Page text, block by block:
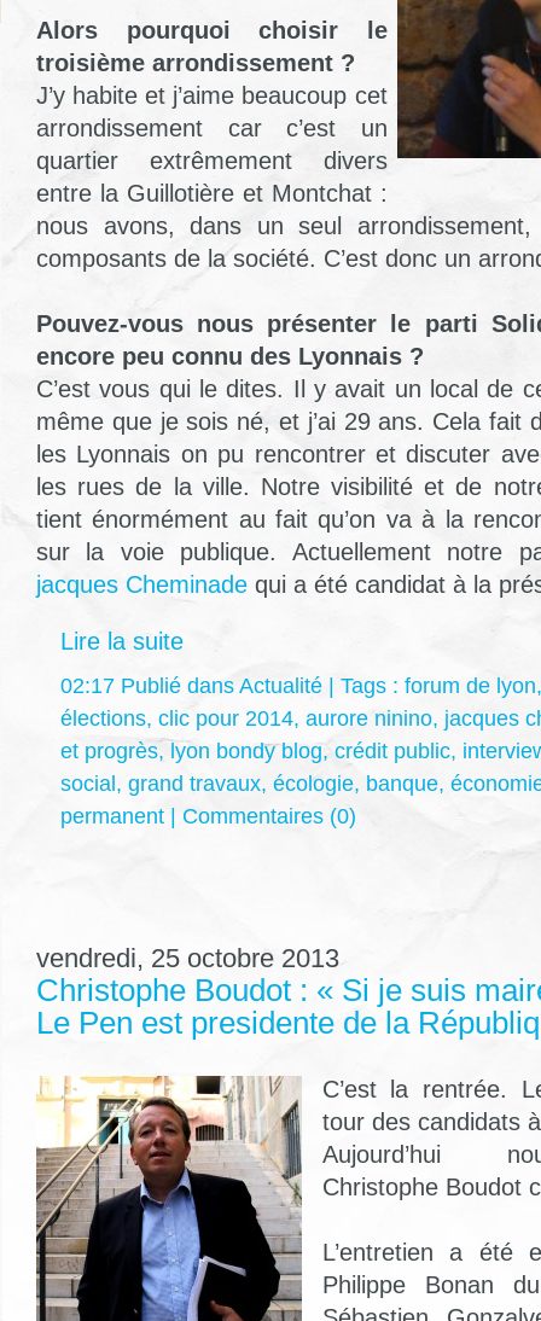
Alors pourquoi choisir le
troisième arrondissement ?
J’y habite et j’aime beaucoup cet
arrondissement car c’est un
quartier extrêmement divers
entre la Guillotière et Montchat :
nous avons, dans un seul
composants de la société. C’est donc un
Pouvez-vous nous présenter le parti
encore peu connu des Lyonnais ?
C’est vous qui le dites. Il y avait un local de
même que je sois né, et j’ai 29 ans. Cela fait
les Lyonnais on pu rencontrer et discuter
les rues de la ville. Notre visibilité et de
tient énormément au fait qu’on va à la
sur la voie publique. Actuellement notre
jacques Cheminade qui a été candidat à la
Lire la suite
02:17 Publié dans Actualité | Tags : forum de lyon
élections, clic pour 2014, aurore ninino, jacques
et progrès, lyon bondy blog, crédit public,
social , grand travaux, écologie, banque,
permanent
Commentaires (0)
vendredi, 25 octobre 2013
Christophe Boudot : « Si je suis
Le Pen est presidente de la
C’est la rentrée.
tour des candidats
Aujourd’hui
Christophe Boudot
L’entretien a été
Philippe Bonan